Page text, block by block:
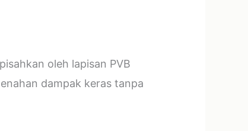
oleh lapisan PVB
dampak keras tanpa